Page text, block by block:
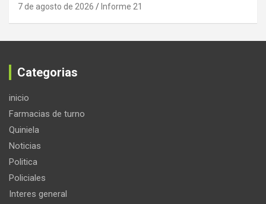
7 de agosto de 2026 Informe 21
Categorias
inicio
Farmacias de turno
Quiniela
Noticias
Politica
Policiales
Interes general